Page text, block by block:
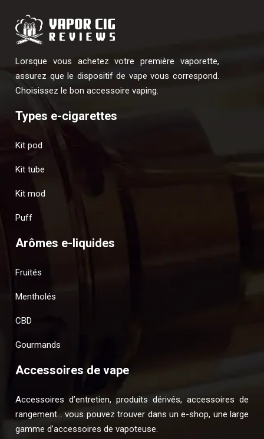
Lorsque vous achetez votre première vaporette,
assurez que le dispositif de vape vous correspond.
Choisissez le bon accessoire vaping.
Types e-cigarettes
Kit pod
Kit tube
Kit mod
Puff
Arômes e-liquides
Fruités
Mentholés
CBD
Gourmands
Accessoires de vape
Accessoires d’entretien, produits dérivés, accessoires de
rangement… vous pouvez trouver dans un e-shop, une large
gamme d’accessoires de vapoteuse.